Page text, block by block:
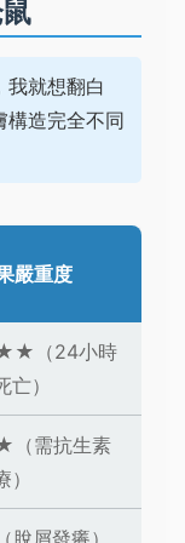
我就想翻白
構造完全不同
嚴重度
（24小時
亡）
需抗生素
）
脫屑發癢）